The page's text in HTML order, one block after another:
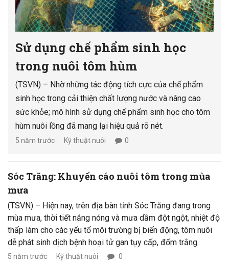
Sử dụng chế phẩm sinh học
trong nuôi tôm hùm
(TSVN) – Nhờ những tác động tích cực của chế phẩm
sinh học trong cải thiện chất lượng nước và nâng cao
sức khỏe; mô hình sử dụng chế phẩm sinh học cho tôm
hùm nuôi lồng đã mang lại hiệu quả rõ nét.
5 năm trước Kỹ thuật nuôi 0
Sóc Trăng: Khuyến cáo nuôi tôm trong mùa
mưa
(TSVN) – Hiện nay, trên địa bàn tỉnh Sóc Trăng đang trong
mùa mưa, thời tiết nắng nóng và mưa dầm đột ngột, nhiệt độ
thấp làm cho các yếu tố môi trường bị biến động, tôm nuôi
dễ phát sinh dịch bệnh hoại tử gan tụy cấp, đốm trắng.
5 năm trước Kỹ thuật nuôi 0